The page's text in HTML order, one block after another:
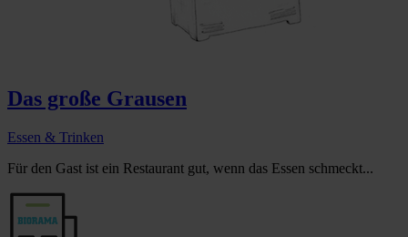
Das große Grausen
Essen & Trinken
Für den Gast ist ein Restaurant gut, wenn das Essen schmeckt...